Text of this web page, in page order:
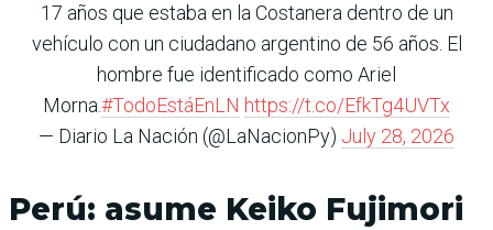
17 años que estaba en la Costanera dentro de un
vehículo con un ciudadano argentino de 56 años. El
hombre fue identificado como Ariel
Morna.#TodoEstáEnLN https://t.co/EfkTg4UVTx
— Diario La Nación (@LaNacionPy) July 28, 2026
Perú: asume Keiko Fujimori